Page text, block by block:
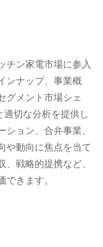
チン家電市場に参入
ンナップ、事業概
グメント市場シェ
適切な分析を提供し
ョン、合弁事業、
や動向に焦点を当て
戦略的提携など、
きます。